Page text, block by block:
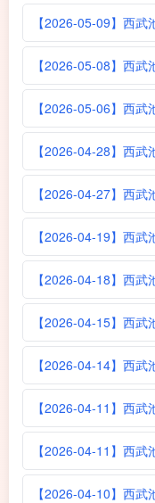
【2026-05-09】西
【2026-05-08】西
【2026-05-06】西
【2026-04-28】西
【2026-04-27】西
【2026-04-19】西
【2026-04-18】西
【2026-04-15】西
【2026-04-14】西
【2026-04-11】西
【2026-04-11】西
【2026-04-10】西